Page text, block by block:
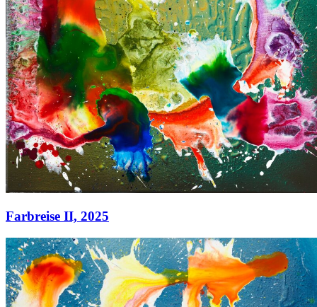
Farbreise II, 2025
Farbreise II,2025
Acryl auf Leinwand
80 × 65 cm